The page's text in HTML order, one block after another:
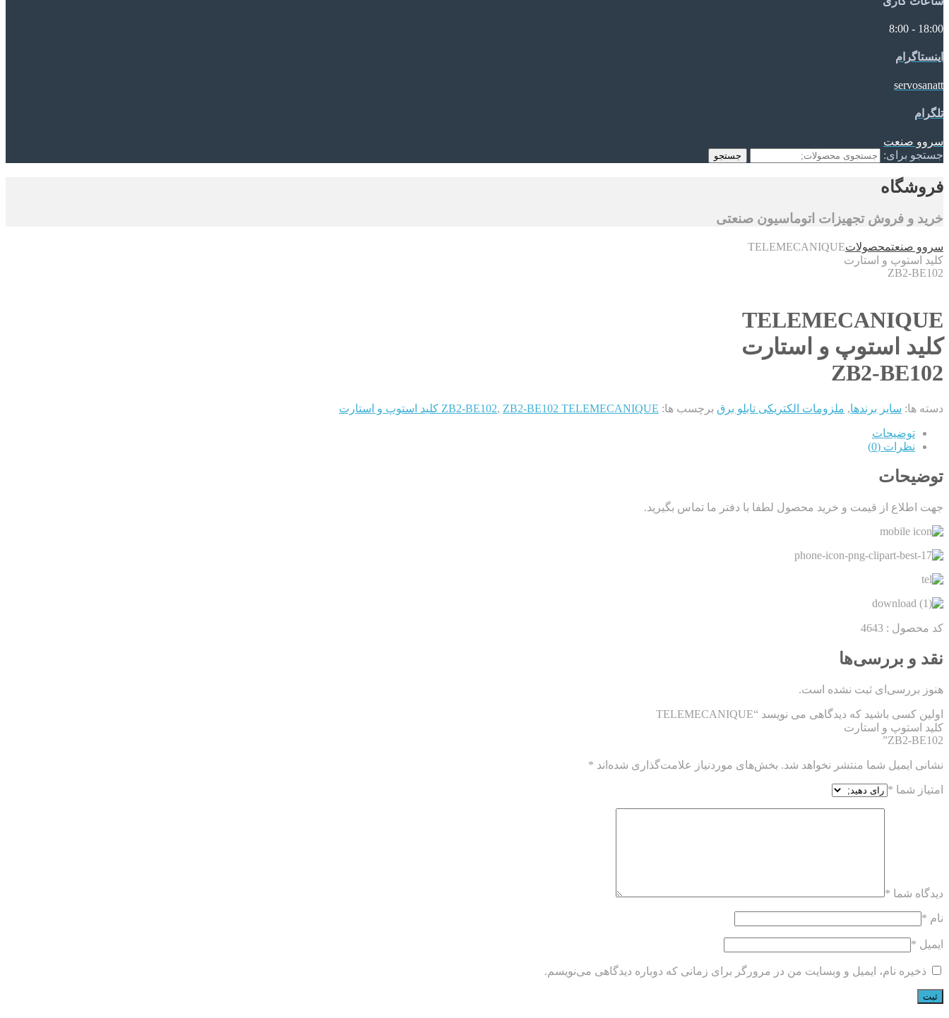
18:00 - 8:00
اینستاگرام
servosanatt
تلگرام
سروو صنعت
جستجو برای:
جستجو
فروشگاه
خرید و فروش تجهیزات اتوماسیون صنعتی
سروو صنعتمحصولاتTELEMECANIQUE
کلید استوپ و استارت
ZB2-BE102
TELEMECANIQUE
کلید استوپ و استارت
ZB2-BE102
دسته ها: سایر برندها, ملزومات الکتریکی تابلو برق برچسب ها: ZB2-BE102, ZB2-BE102 TELEMECANIQUE کلید استوپ و استارت
توضیحات
نظرات (0)
توضیحات
جهت اطلاع از قیمت و خرید محصول لطفا با دفتر ما تماس بگیرید.
کد محصول : 4643
نقد و بررسی‌ها
هنوز بررسی‌ای ثبت نشده است.
اولین کسی باشید که دیدگاهی می نویسد “TELEMECANIQUE
کلید استوپ و استارت
ZB2-BE102”
نشانی ایمیل شما منتشر نخواهد شد. بخش‌های موردنیاز علامت‌گذاری شده‌اند *
امتیاز شما *
دیدگاه شما *
نام *
ایمیل *
ذخیره نام، ایمیل و وبسایت من در مرورگر برای زمانی که دوباره دیدگاهی می‌نویسم.